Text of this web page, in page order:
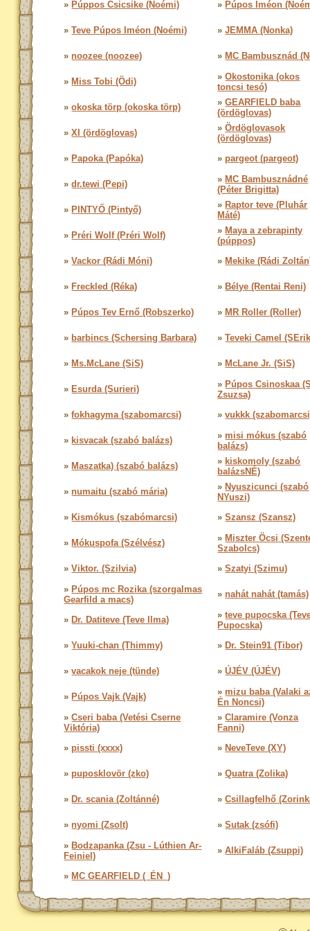
» Púppos Csicsike (Noémi) » Púpos Iméon
»Teve Púpos Iméon (Noémi) »JEMMA (Nonka)
» noozee (noozee) » MC Bambusznád
» Miss Tobi (Ödi) »Okostonika (okos
toncsi tesó)
»okoska törp (okoska törp) »GEARFIELD baba
(ördöglovas)
»XI (ördöglovas) »Ördöglovasok
(ördöglovas)
» Papoka (Papóka) » pargeot (pargeot)
»dr.tewi (Pepi) » MC Bambusznádné
(Péter Brigitta)
» PINTYŐ (Pintyő) » Raptor teve (Pluhár
Máté)
» Préri Wolf (Préri Wolf) » Maya a zebrapinty
(púppos)
»Vackor (Rádi Móni) » Mekike (Rádi
» Freckled (Réka) » Bélye (Rentai Reni)
» Púpos Tev Ernő (Robszerko) » MR Roller (Roller)
» barbincs (Schersing Barbara) »Teveki Camel
» Ms.McLane (SiS) » McLane Jr. (SiS)
» Esurda (Surieri) » Púpos Csinoskaa
Zsuzsa)
»fokhagyma (szabomarcsi) »vukkk
» kisvacak (szabó balázs) » misi mókus (szabó
balázs)
» Maszatka) (szabó balázs) » kiskomoly (szabó
balázsNÉ)
» numaitu (szabó mária) » Nyuszicunci (szabó
NYuszi)
» Kismókus (szabómarcsi) »Szansz (Szansz)
» Mókuspofa (Szélvész) » Miszter Öcsi
Szabolcs)
»Viktor. (Szilvia) »Szatyi (Szimu)
» Púpos mc Rozika (szorgalmas
Gearfild a macs)
» nahát nahát (tamás)
» Dr. Datiteve (Teve Ilma) »teve pupocska
Pupocska)
»Yuuki-chan (Thimmy) » Dr. Stein91 (Tibor)
»vacakok neje (tünde) »ÚJÉV (ÚJÉV)
» Púpos Vajk (Vajk) » mizu baba (Valaki
Én Noncsi)
»Cseri baba (Vetési Cserne
Viktória)
»Claramire (Vonza
Fanni)
» pissti (xxxx) » NeveTeve (XY)
» puposklovör (zko) »Quatra (Zolika)
» Dr. scania (Zoltánné) »Csillagfelhő
» nyomi (Zsolt) »Sutak (zsófi)
» Bodzapanka (Zsu - Lúthien Ar-
Feiniel)
»AlkiFaláb (Zsuppi)
» MC GEARFIELD (_ÉN_)